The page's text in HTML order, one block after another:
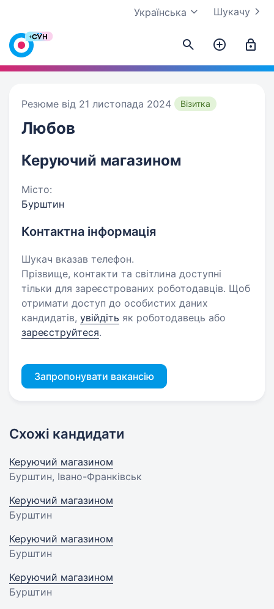
Шукачу
Українська
Резюме від 21 листопада 2024 Візитка
Любов
Керуючий магазином
Місто:
Бурштин
Контактна інформація
Шукач вказав телефон.
Прізвище, контакти та світлина доступні
тільки для зареєстрованих роботодавців. Щоб
отримати доступ до особистих даних
кандидатів, увійдіть як роботодавець або
зареєструйтеся.
Запропонувати вакансію
Схожі кандидати
Керуючий магазином
Бурштин, Івано-Франківськ
Керуючий магазином
Бурштин
Керуючий магазином
Бурштин
Керуючий магазином
Бурштин